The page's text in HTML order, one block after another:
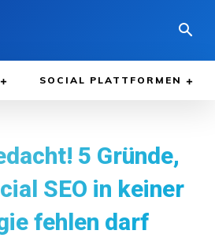
SOCIAL PLATTFORMEN
5 Gründe,
SEO in keiner
fehlen darf